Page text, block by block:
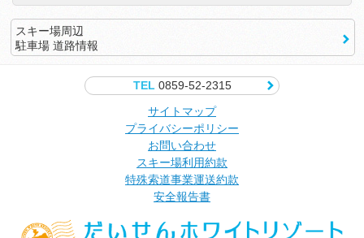
スキー場周辺
駐車場 道路情報
TEL0859-52-2315
サイトマップ
プライバシーポリシー
お問い合わせ
スキー場利用約款
特殊索道事業運送約款
安全報告書